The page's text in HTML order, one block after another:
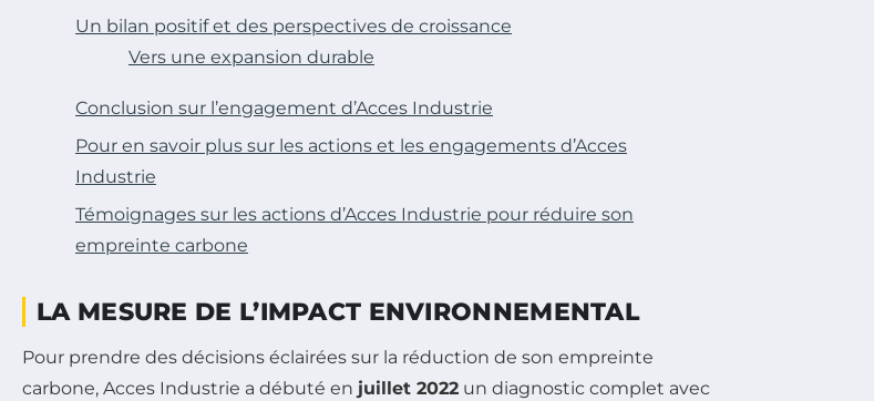
Un bilan positif et des perspectives de croissance
Vers une expansion durable
Conclusion sur l’engagement d’Acces Industrie
Pour en savoir plus sur les actions et les engagements d’Acces
Industrie
Témoignages sur les actions d’Acces Industrie pour réduire son
empreinte carbone
LA MESURE DE L’IMPACT ENVIRONNEMENTAL
Pour prendre des décisions éclairées sur la réduction de son empreinte
carbone, Acces Industrie a débuté en juillet 2022 un diagnostic complet avec